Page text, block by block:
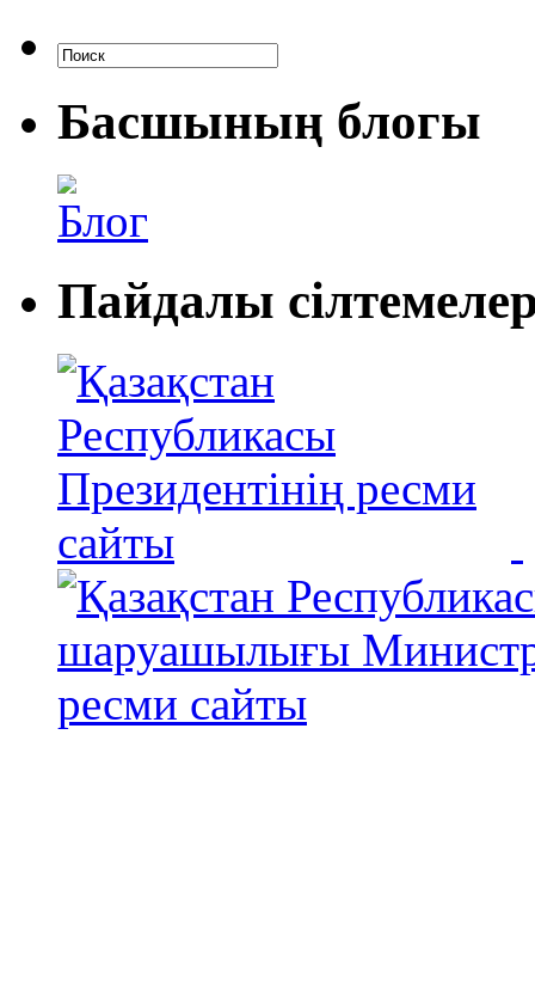
Басшының блогы
Блог
Пайдалы